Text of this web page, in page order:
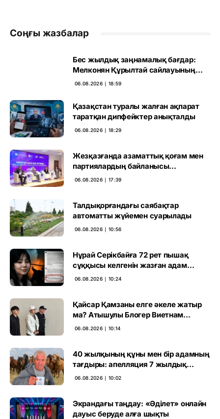
Соңғы жазбалар
Бес жылдық заңнамалық бағдар:
Мелконян Құрылтай сайлауының
маңызын бағалады
06.08.2026 ∣ 18:59
Қазақстан туралы жалған ақпарат
таратқан дипфейктер анықталды
06.08.2026 ∣ 18:29
Жезқазғанда азаматтық қоғам мен
партиялардың байланысы
талқыланды
06.08.2026 ∣ 17:39
Талдықорғандағы саябақтар
автоматты жүйемен суарылады
06.08.2026 ∣ 10:56
Нұрай Серікбайға 72 рет пышақ
сұққысы келгенін жазған адам
ұсталды
06.08.2026 ∣ 10:24
Қайсар Қамзаны елге әкеле жатыр
ма? Атышулы Блогер Виетнам
әуежайында көзге түсті
06.08.2026 ∣ 10:14
40 жылқының құны мен бір адамның
тағдыры: апелляция 7 жылдық
үкімді бұзды
06.08.2026 ∣ 10:02
Экрандағы таңдау: «Әділет» онлайн
дауыс беруде алға шықты